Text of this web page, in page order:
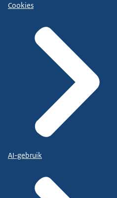
Cookies
AI-gebruik